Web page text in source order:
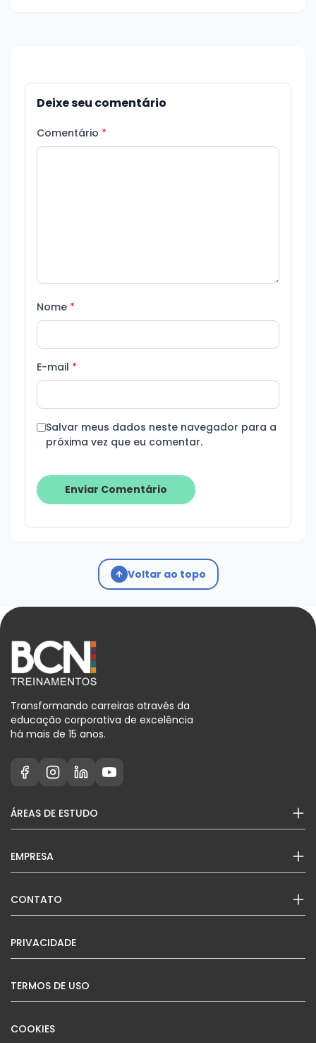
Deixe seu comentário
Comentário *
Nome *
E-mail *
Salvar meus dados neste navegador para a
próxima vez que eu comentar.
Voltar ao topo
Transformando carreiras através da
educação corporativa de excelência
há mais de 15 anos.
ÁREAS DE ESTUDO
EMPRESA
CONTATO
PRIVACIDADE
TERMOS DE USO
COOKIES